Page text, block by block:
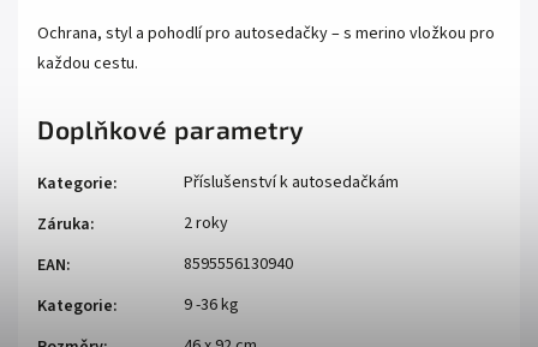
Ochrana, styl a pohodlí pro autosedačky – s merino vložkou pro
každou cestu.
Doplňkové parametry
Kategorie:
Příslušenství k autosedačkám
Záruka:
2 roky
EAN:
8595556130940
Kategorie:
9 -36 kg